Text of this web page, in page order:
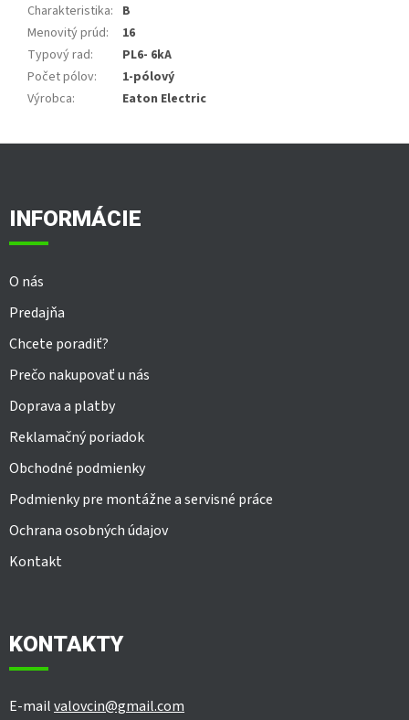
Charakteristika: B
Menovitý prúd:
16
Typový rad:
PL6- 6kA
Počet pólov:
1-pólový
Výrobca: Eaton Electric
INFORMÁCIE
O nás
Predajňa
Chcete poradiť?
Prečo nakupovať u nás
Doprava a platby
Reklamačný poriadok
Obchodné podmienky
Podmienky pre montážne a servisné práce
Ochrana osobných údajov
Kontakt
KONTAKTY
E-mailvalovcin@gmail.com